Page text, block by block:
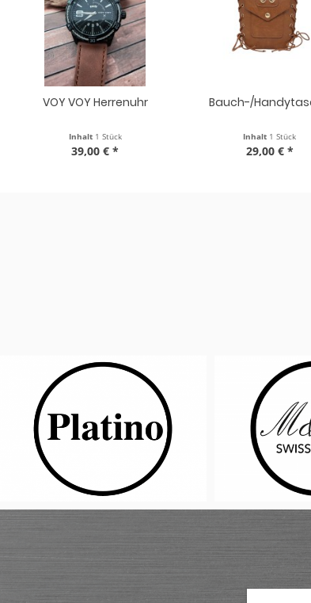
Bauch-/Handytasche
Inhalt 1 Stück
29,00 € *
Beuteltasche
Inhalt 1 Stück
39,00 € *